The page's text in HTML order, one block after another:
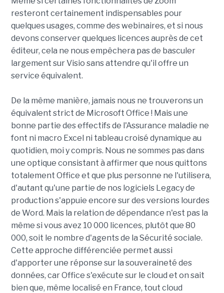
resteront certainement indispensables pour
quelques usages, comme des webinaires, et si nous
devons conserver quelques licences auprès de cet
éditeur, cela ne nous empêchera pas de basculer
largement sur Visio sans attendre qu'il offre un
service équivalent.
De la même manière, jamais nous ne trouverons un
équivalent strict de Microsoft Office ! Mais une
bonne partie des effectifs de l'Assurance maladie ne
font ni macro Excel ni tableau croisé dynamique au
quotidien, moi y compris. Nous ne sommes pas dans
une optique consistant à affirmer que nous quittons
totalement Office et que plus personne ne l'utilisera,
d'autant qu'une partie de nos logiciels Legacy de
production s'appuie encore sur des versions lourdes
de Word. Mais la relation de dépendance n'est pas la
même si vous avez 10 000 licences, plutôt que 80
000, soit le nombre d'agents de la Sécurité sociale.
Cette approche différenciée permet aussi
d'apporter une réponse sur la souveraineté des
données, car Office s'exécute sur le cloud et on sait
bien que, même localisé en France, tout cloud